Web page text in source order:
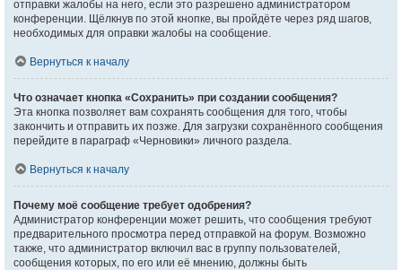
отправки жалобы на него, если это разрешено администратором
конференции. Щёлкнув по этой кнопке, вы пройдёте через ряд шагов,
необходимых для оправки жалобы на сообщение.
Вернуться к началу
Что означает кнопка «Сохранить» при создании сообщения?
Эта кнопка позволяет вам сохранять сообщения для того, чтобы
закончить и отправить их позже. Для загрузки сохранённого сообщения
перейдите в параграф «Черновики» личного раздела.
Вернуться к началу
Почему моё сообщение требует одобрения?
Администратор конференции может решить, что сообщения требуют
предварительного просмотра перед отправкой на форум. Возможно
также, что администратор включил вас в группу пользователей,
сообщения которых, по его или её мнению, должны быть